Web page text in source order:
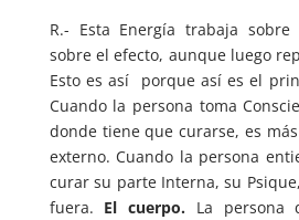
R.- Esta Energía trabaja
sobre el efecto, aunque luego
Esto es así porque así es el
Cuando la persona toma
donde tiene que curarse, es
externo. Cuando la persona
curar su parte Interna, su
fuera. El cuerpo. La persona